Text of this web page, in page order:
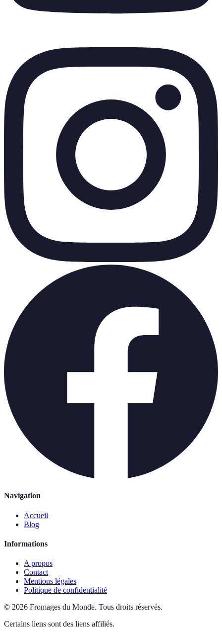
Navigation
Accueil
Blog
Informations
A propos
Contact
Mentions légales
Politique de confidentialité
© 2026 Fromages du Monde. Tous droits réservés.
Certains liens sont des liens affiliés.